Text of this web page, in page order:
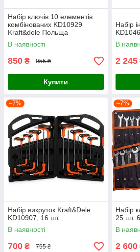
Набір ключів 10 елементів
комбінованих KD10929
Kraft&dele Польща
В наявності
850 ₴ 955 ₴
Купити
Набір
В
2 245
–7%
Набір викруток Kraft&Dele
KD10907, 16 шт.
В наявності
700 ₴ 755 ₴
–7%
Набір
25 шт.
В
2 600